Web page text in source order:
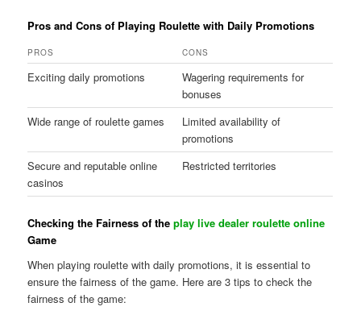
Pros and Cons of Playing Roulette with Daily Promotions
PROS CONS
Exciting daily promotions
Wagering requirements for
bonuses
Wide range of roulette games
Limited availability of
promotions
Secure and reputable online
casinos
Restricted territories
Checking the Fairness of theplay live dealer roulette online
Game
When playing roulette with daily promotions, it is essential to
ensure the fairness of the game. Here are 3 tips to check the
fairness of the game: